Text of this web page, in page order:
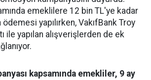
emeklilere 12 bin TL'ye kadar
yapılırken, VakıfBank Troy
ile yapılan alışverişlerden de ek
kapsamında emekliler, 9 ay